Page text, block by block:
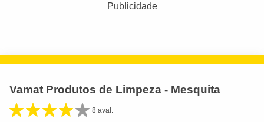
Publicidade
Vamat Produtos de Limpeza - Mesquita
8 aval.